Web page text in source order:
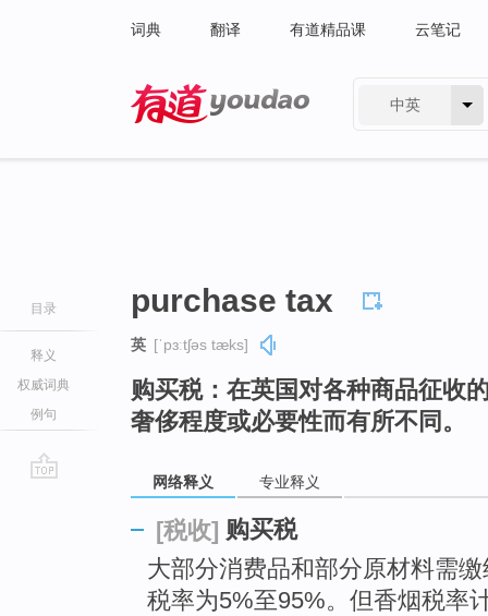
词典 翻译 有道精品课 云笔记
中英
目录
释义
权威词典
例句
purchase tax
英 [ˈpɜːtʃəs tæks]
购买税：在英国对各种商品征收
奢侈程度或必要性而有所不同。
网络释义 专业释义
[税收] 购买税
大部分消费品和部分原材料需缴
税率为5%至95%。但香烟税率